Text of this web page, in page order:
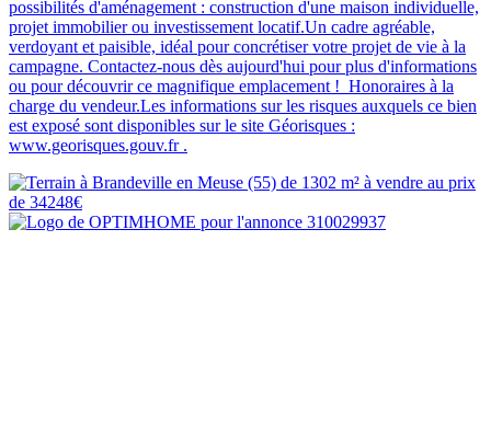
possibilités d'aménagement : construction d'une maison individuelle,
projet immobilier ou investissement locatif.Un cadre agréable,
verdoyant et paisible, idéal pour concrétiser votre projet de vie à la
campagne. Contactez-nous dès aujourd'hui pour plus d'informations
ou pour découvrir ce magnifique emplacement ! Honoraires à la
charge du vendeur.Les informations sur les risques auxquels ce bien
est exposé sont disponibles sur le site Géorisques :
www.georisques.gouv.fr .